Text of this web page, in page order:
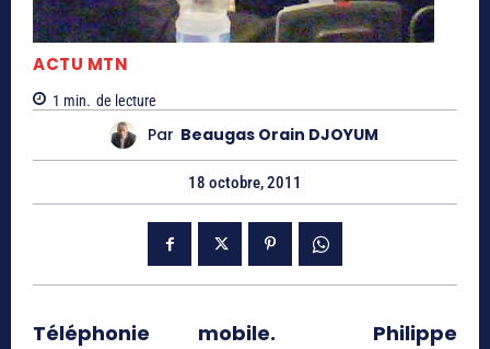
ACTU MTN
1 min. de lecture
Par Beaugas Orain DJOYUM
18 octobre, 2011
Téléphonie mobile. Philippe